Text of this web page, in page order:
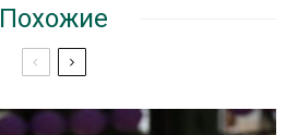
Похожие